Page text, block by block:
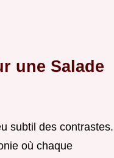
une Salade
subtil des contrastes.
où chaque